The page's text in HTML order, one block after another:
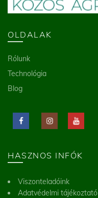
OLDALAK
Rólunk
Technológia
Blog
HASZNOS INFÓK
Viszonteladóink
Adatvédelmi tájékoztató